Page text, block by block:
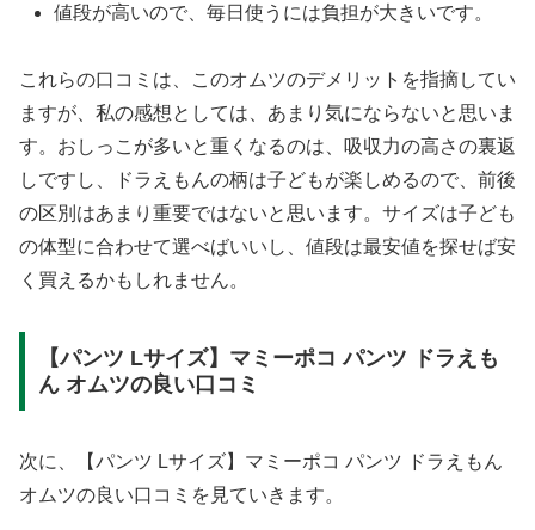
値段が高いので、毎日使うには負担が大きいです。
これらの口コミは、このオムツのデメリットを指摘してい
ますが、私の感想としては、あまり気にならないと思いま
す。おしっこが多いと重くなるのは、吸収力の高さの裏返
しですし、ドラえもんの柄は子どもが楽しめるので、前後
の区別はあまり重要ではないと思います。サイズは子ども
の体型に合わせて選べばいいし、値段は最安値を探せば安
く買えるかもしれません。
【パンツ Lサイズ】マミーポコ パンツ ドラえも
ん オムツの良い口コミ
次に、【パンツ Lサイズ】マミーポコ パンツ ドラえもん
オムツの良い口コミを見ていきます。